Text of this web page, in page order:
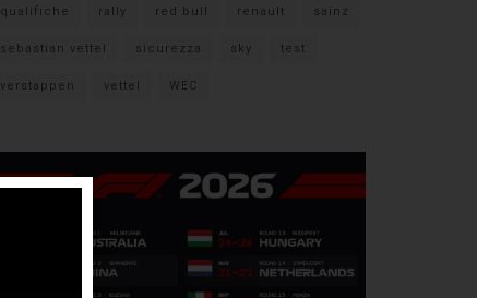
qualifiche rally red bull renault sainz
sebastian vettel sicurezza sky test
verstappen vettel WEC